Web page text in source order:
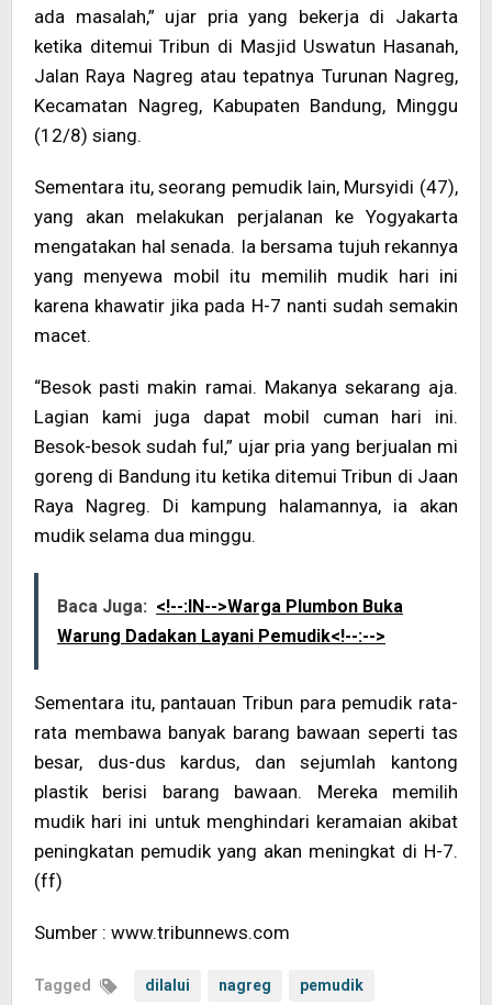
ada masalah,” ujar pria yang bekerja di Jakarta
ketika ditemui Tribun di Masjid Uswatun Hasanah,
Jalan Raya Nagreg atau tepatnya Turunan Nagreg,
Kecamatan Nagreg, Kabupaten Bandung, Minggu
(12/8) siang.
Sementara itu, seorang pemudik lain, Mursyidi (47),
yang akan melakukan perjalanan ke Yogyakarta
mengatakan hal senada. Ia bersama tujuh rekannya
yang menyewa mobil itu memilih mudik hari ini
karena khawatir jika pada H-7 nanti sudah semakin
macet.
“Besok pasti makin ramai. Makanya sekarang aja.
Lagian kami juga dapat mobil cuman hari ini.
Besok-besok sudah ful,” ujar pria yang berjualan mi
goreng di Bandung itu ketika ditemui Tribun di Jaan
Raya Nagreg. Di kampung halamannya, ia akan
mudik selama dua minggu.
Baca Juga: <!--:IN-->Warga Plumbon Buka
Warung Dadakan Layani Pemudik<!--:-->
Sementara itu, pantauan Tribun para pemudik rata-
rata membawa banyak barang bawaan seperti tas
besar, dus-dus kardus, dan sejumlah kantong
plastik berisi barang bawaan. Mereka memilih
mudik hari ini untuk menghindari keramaian akibat
peningkatan pemudik yang akan meningkat di H-7.
(ff)
Sumber : www.tribunnews.com
Tagged dilalui nagreg pemudik